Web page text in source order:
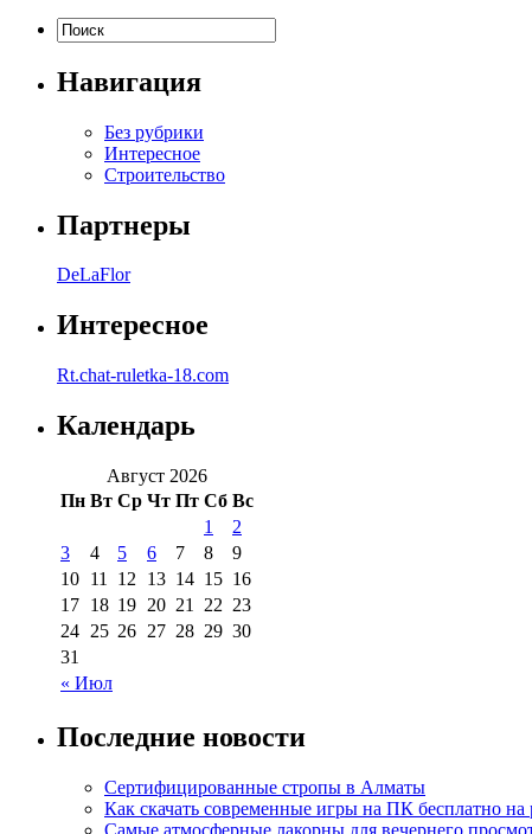
Навигация
Без рубрики
Интересное
Строительство
Партнеры
DeLaFlor
Интересное
Rt.chat-ruletka-18.com
Календарь
Август 2026
Пн Вт Ср Чт Пт Сб Вс
« Июл
1
2
3
4 5 6 7 8
9
10 11 12 13 14 15 16
17 18 19 20 21 22 23
24 25 26 27 28 29 30
31
Последние новости
Сертифицированные стропы в Алматы
Как скачать современные игры на ПК бесплатно на
Самые атмосферные лакорны для вечернего